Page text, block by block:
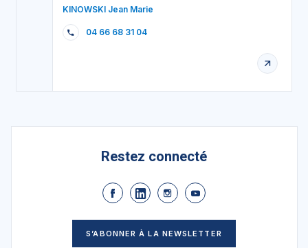
KINOWSKI Jean Marie
04 66 68 31 04
Restez connecté
S’ABONNER À LA NEWSLETTER